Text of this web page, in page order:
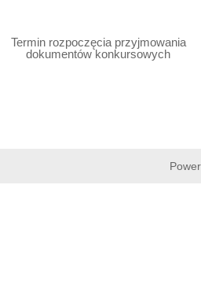
Termin rozpoczęcia przyjmowania
dokumentów konkursowych